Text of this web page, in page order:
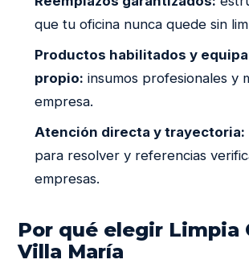
que tu oficina nunca quede sin
Productos habilitados y
propio: insumos profesionales y
empresa.
Atención directa y trayectoria:
para resolver y referencias
empresas.
Por qué elegir Limpia
Villa María